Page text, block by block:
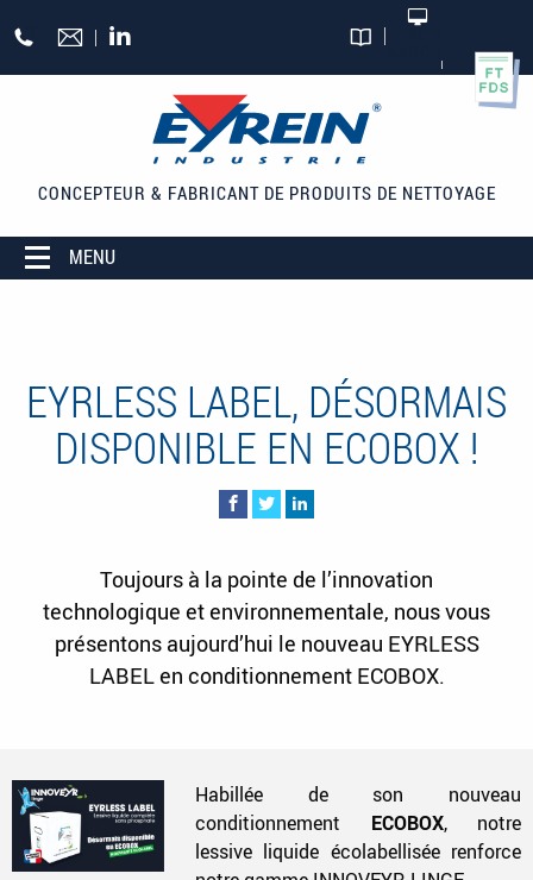
+33
(0)5
MARCHAND
CONCEPTEUR & FABRICANT DE PRODUITS DE NETTOYAGE
MENU
EYRLESS LABEL, DÉSORMAIS
DISPONIBLE EN ECOBOX !
Toujours à la pointe de l’innovation
technologique et environnementale, nous vous
présentons aujourd’hui le nouveau EYRLESS
LABEL en conditionnement ECOBOX.
Habillée de son nouveau
conditionnement ECOBOX, notre
lessive liquide écolabellisée renforce